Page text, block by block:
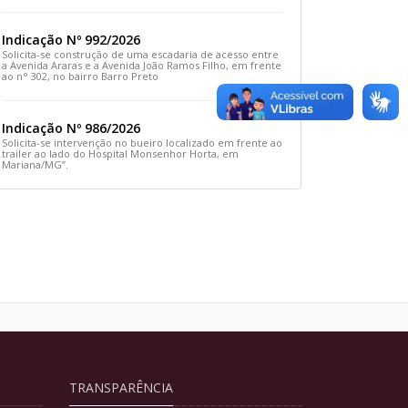
Indicação Nº 992/2026
Solicita-se construção de uma escadaria de acesso entre
a Avenida Araras e a Avenida João Ramos Filho, em frente
ao n° 302, no bairro Barro Preto
Indicação Nº 986/2026
Solicita-se intervenção no bueiro localizado em frente ao
trailer ao lado do Hospital Monsenhor Horta, em
Mariana/MG”.
TRANSPARÊNCIA